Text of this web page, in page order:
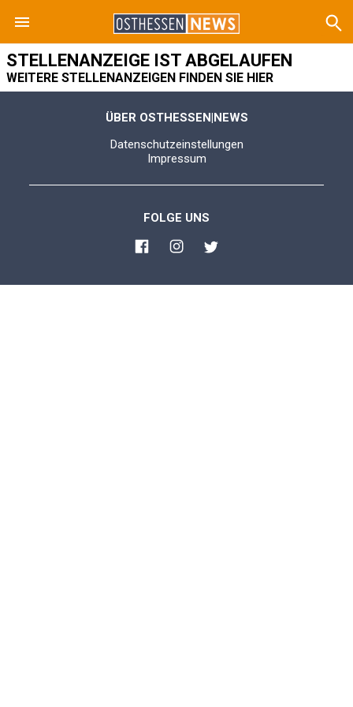
STELLENANZEIGE IST ABGELAUFEN
WEITERE STELLENANZEIGEN FINDEN SIE HIER
ÜBER OSTHESSEN|NEWS
Datenschutzeinstellungen
Impressum
FOLGE UNS